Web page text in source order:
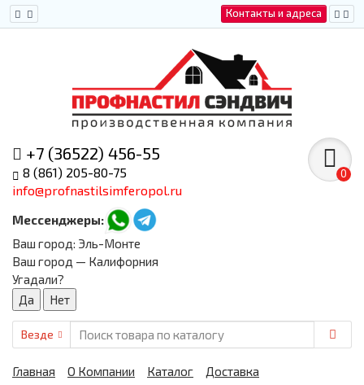
Контакты и адреса
+7 (36522) 456-55
8 (861) 205-80-75
info@profnastilsimferopol.ru
Мессенджеры:
0
Ваш город: Эль-Монте
Ваш город — Калифорния
Угадали?
Везде
Главная О Компании Каталог
Доставка